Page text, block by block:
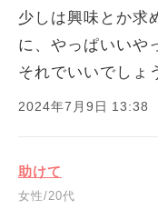
少しは興味とか求
に、やっぱいいや
それでいいでしょ
2024年7月9日 13:38
助けて
女性/20代